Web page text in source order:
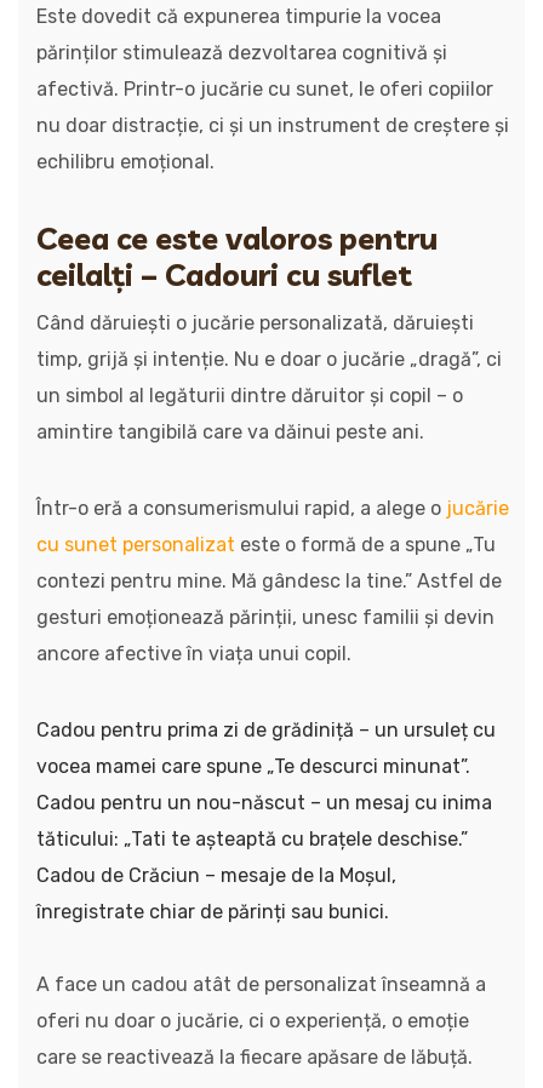
Este dovedit că expunerea timpurie la vocea
părinților stimulează dezvoltarea cognitivă și
afectivă. Printr-o jucărie cu sunet, le oferi copiilor
nu doar distracție, ci și un instrument de creștere și
echilibru emoțional.
Ceea ce este valoros pentru
ceilalți – Cadouri cu suflet
Când dăruiești o jucărie personalizată, dăruiești
timp, grijă și intenție. Nu e doar o jucărie „dragă”, ci
un simbol al legăturii dintre dăruitor și copil – o
amintire tangibilă care va dăinui peste ani.
Într-o eră a consumerismului rapid, a alege o jucărie
cu sunet personalizat este o formă de a spune „Tu
contezi pentru mine. Mă gândesc la tine.” Astfel de
gesturi emoționează părinții, unesc familii și devin
ancore afective în viața unui copil.
Cadou pentru prima zi de grădiniță – un ursuleț cu
vocea mamei care spune „Te descurci minunat”.
Cadou pentru un nou-născut – un mesaj cu inima
tăticului: „Tati te așteaptă cu brațele deschise.”
Cadou de Crăciun – mesaje de la Moșul,
înregistrate chiar de părinți sau bunici.
A face un cadou atât de personalizat înseamnă a
oferi nu doar o jucărie, ci o experiență, o emoție
care se reactivează la fiecare apăsare de lăbuță.